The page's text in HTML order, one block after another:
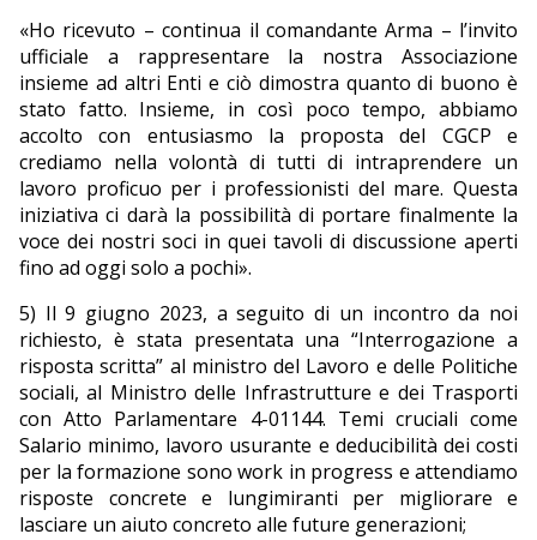
«Ho ricevuto – continua il comandante Arma – l’invito
ufficiale a rappresentare la nostra Associazione
insieme ad altri Enti e ciò dimostra quanto di buono è
stato fatto. Insieme, in così poco tempo, abbiamo
accolto con entusiasmo la proposta del CGCP e
crediamo nella volontà di tutti di intraprendere un
lavoro proficuo per i professionisti del mare. Questa
iniziativa ci darà la possibilità di portare finalmente la
voce dei nostri soci in quei tavoli di discussione aperti
fino ad oggi solo a pochi».
5) Il 9 giugno 2023, a seguito di un incontro da noi
richiesto, è stata presentata una “Interrogazione a
risposta scritta” al ministro del Lavoro e delle Politiche
sociali, al Ministro delle Infrastrutture e dei Trasporti
con Atto Parlamentare 4-01144. Temi cruciali come
Salario minimo, lavoro usurante e deducibilità dei costi
per la formazione sono work in progress e attendiamo
risposte concrete e lungimiranti per migliorare e
lasciare un aiuto concreto alle future generazioni;